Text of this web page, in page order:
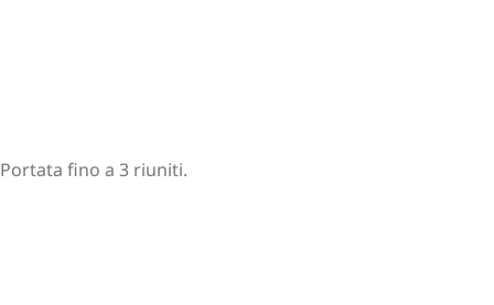
Portata fino a 3 riuniti.